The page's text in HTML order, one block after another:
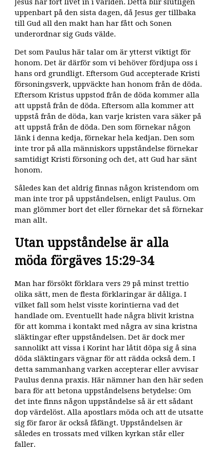
Jesus har fört livet in i världen. Detta blir slutligen
uppenbart på den sista dagen, då Jesus ger tillbaka
till Gud all den makt han har fått och Sonen
underordnar sig Guds välde.
Det som Paulus här talar om är ytterst viktigt för
honom. Det är därför som vi behöver fördjupa oss i
hans ord grundligt. Eftersom Gud accepterade Kristi
försoningsverk, uppväckte han honom från de döda.
Eftersom Kristus uppstod från de döda kommer alla
att uppstå från de döda. Eftersom alla kommer att
uppstå från de döda, kan varje kristen vara säker på
att uppstå från de döda. Den som förnekar någon
länk i denna kedja, förnekar hela kedjan. Den som
inte tror på alla människors uppståndelse förnekar
samtidigt Kristi försoning och det, att Gud har sänt
honom.
Således kan det aldrig finnas någon kristendom om
man inte tror på uppståndelsen, enligt Paulus. Om
man glömmer bort det eller förnekar det så förnekar
man allt.
Utan uppståndelse är alla
möda förgäves 15:29-34
Man har försökt förklara vers 29 på minst trettio
olika sätt, men de flesta förklaringar är dåliga. I
vilket fall som helst visste korintierna vad det
handlade om. Eventuellt hade några blivit kristna
för att komma i kontakt med några av sina kristna
släktingar efter uppståndelsen. Det är dock mer
sannolikt att vissa i Korint har låtit döpa sig å sina
döda släktingars vägnar för att rädda också dem. I
detta sammanhang varken accepterar eller avvisar
Paulus denna praxis. Här nämner han den här seden
bara för att betona uppståndelsens betydelse: Om
det inte finns någon uppståndelse så är ett sådant
dop värdelöst. Alla apostlars möda och att de utsatte
sig för faror är också fåfängt. Uppståndelsen är
således en trossats med vilken kyrkan står eller
faller.